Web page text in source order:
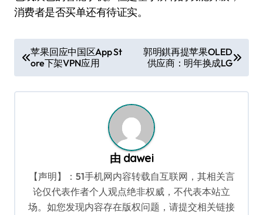
消费者是否买单还有待证实。
章
导
苹果回应中国区App St
ore下架VPN应用
郭明錤再提苹果OLED
供应商：明年换成LG
由 dawei
【声明】：51手机网内容转载自互联网，其相关言
论仅代表作者个人观点绝非权威，不代表本站立
场。如您发现内容存在版权问题，请提交相关链接